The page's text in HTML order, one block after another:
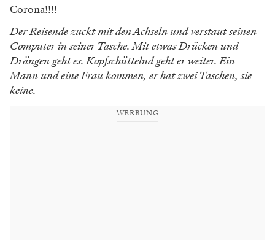
Corona!!!!
Der Reisende zuckt mit den Achseln und verstaut seinen
Computer in seiner Tasche. Mit etwas Drücken und
Drängen geht es. Kopfschüttelnd geht er weiter. Ein
Mann und eine Frau kommen, er hat zwei Taschen, sie
keine.
WERBUNG